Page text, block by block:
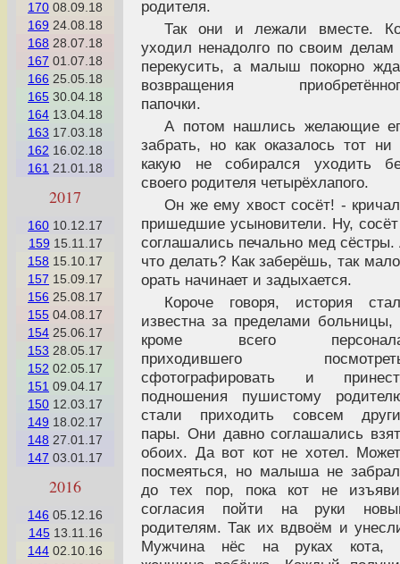
170 08.09.18
169 24.08.18
168 28.07.18
167 01.07.18
166 25.05.18
165 30.04.18
164 13.04.18
163 17.03.18
162 16.02.18
161 21.01.18
2017
160 10.12.17
159 15.11.17
158 15.10.17
157 15.09.17
156 25.08.17
155 04.08.17
154 25.06.17
153 28.05.17
152 02.05.17
151 09.04.17
150 12.03.17
149 18.02.17
148 27.01.17
147 03.01.17
2016
146 05.12.16
14513.11.16
144 02.10.16
родителя.
Так они и лежали вместе.
уходил ненадолго по своим делам
перекусить, а малыш покорно
возвращения
папочки.
А потом нашлись желающие
забрать, но как оказалось тот ни
какую не собирался уходить
своего родителя четырёхлапого.
Он же ему хвост сосёт! -
пришедшие усыновители. Ну,
соглашались печально мед сёстры.
что делать? Как заберёшь, так
орать начинает и задыхается.
Короче говоря, история
известна за пределами больницы,
кроме всего
приходившего
сфотографировать и
подношения пушистому
стали приходить совсем
пары. Они давно соглашались
обоих. Да вот кот не хотел.
посмеяться, но малыша не
до тех пор, пока кот не
согласия пойти на руки
родителям. Так их вдвоём и
Мужчина нёс на руках кота,